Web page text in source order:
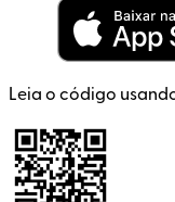
Leia o código